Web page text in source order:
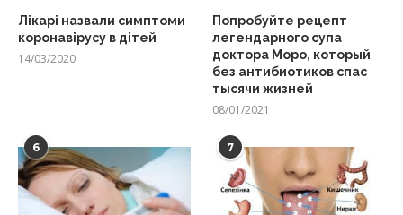
Лікарі назвали симптоми
коронавірусу в дітей
14/03/2020
Попробуйте рецепт
легендарного супа
доктора Моро, который
без антибиотиков спас
тысячи жизней
08/01/2021
6 7